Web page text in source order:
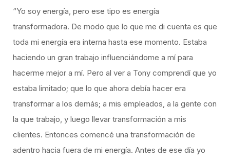
“Yo soy energía, pero ese tipo es energía
transformadora. De modo que lo que me di cuenta es que
toda mi energía era interna hasta ese momento. Estaba
haciendo un gran trabajo influenciándome a mí para
hacerme mejor a mí. Pero al ver a Tony comprendí que yo
estaba limitado; que lo que ahora debía hacer era
transformar a los demás; a mis empleados, a la gente con
la que trabajo, y luego llevar transformación a mis
clientes. Entonces comencé una transformación de
adentro hacia fuera de mi energía. Antes de ese día yo